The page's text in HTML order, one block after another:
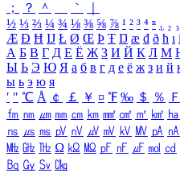
；
？ ＾ ｀
½ ⅓ ⅔ ¼ ¾ ⅛ ⅜ ⅝ ⅞ ¹ ² ³ ⁴ ⁿ ₁ ₂ ₃
Æ Ð Ħ Ĳ Ł Ø Œ Þ Ŧ Ŋ æ đ ð ħ ı
А Б В Г Д Е Ё Ж З И Й К Л М
Ы Ь Э Ю Я а б в г д е ё ж з и й
ы ь э ю я
′ ″ ℃ Å ￠ ￡ ￥ ¤ ℉ ‰ ＄ ％ Ｆ
㎙ ㎚ ㎛ ㎜ ㎝ ㎞ ㎟ ㎠ ㎡ ㎢ ㏊
㎱ ㎲ ㎳ ㎴ ㎵ ㎶ ㎷ ㎸ ㎹ ㎀ ㎁
㎒ ㎓ ㎔ Ω ㏀ ㏁ ㎊ ㎋ ㎌ ㏖ ㏅
㏃ ㏉ ㏜ ㏆